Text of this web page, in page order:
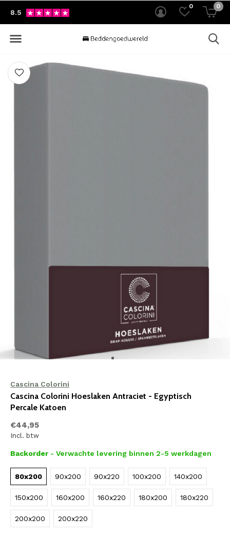
0 0
8.5
Cascina Colorini
Cascina Colorini Hoeslaken Antraciet - Egyptisch
Percale Katoen
€44,95
Incl. btw
Backorder - Verwachte levering binnen 2-5 werkdagen
80x200 90x200 90x220 100x200 140x200
150x200 160x200 160x220 180x200 180x220
200x200 200x220